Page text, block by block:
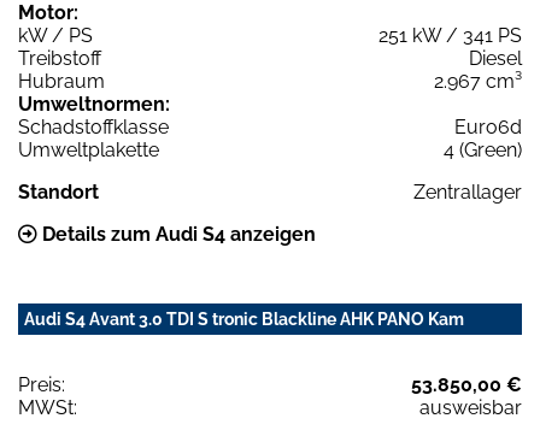
Motor:
kW / PS
251 kW / 341 PS
Treibstoff
Diesel
Hubraum
2.967 cm³
Umweltnormen:
Schadstoffklasse
Euro6d
Umweltplakette
4 (Green)
Standort
Zentrallager
Details zum Audi S4 anzeigen
Audi S4 Avant 3.0 TDI S tronic Blackline AHK PANO Kam
Preis:
53.850,00 €
MWSt:
ausweisbar